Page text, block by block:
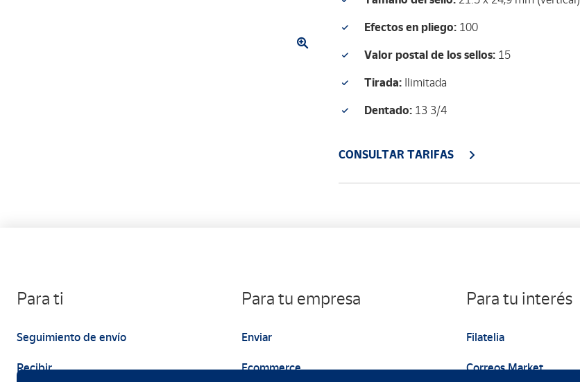
Efectos en pliego: 100
Valor postal de los sellos: 15
Tirada: Ilimitada
Dentado: 13 3/4
CONSULTAR TARIFAS
Para ti
Seguimiento de envío
Recibir
Para tu empresa
Enviar
Ecommerce
Para tu interés
Filatelia
Correos Market